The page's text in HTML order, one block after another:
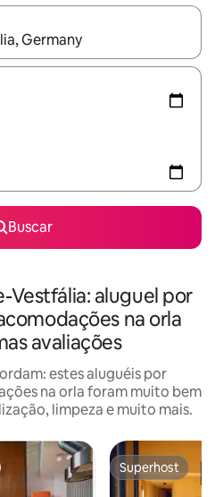
disponíveis, explore-os
Buscar
Vestfália: aluguel por
na orla
avaliações
estes aluguéis por
na orla foram muito bem
limpeza e muito mais.
Superhost
Superhost